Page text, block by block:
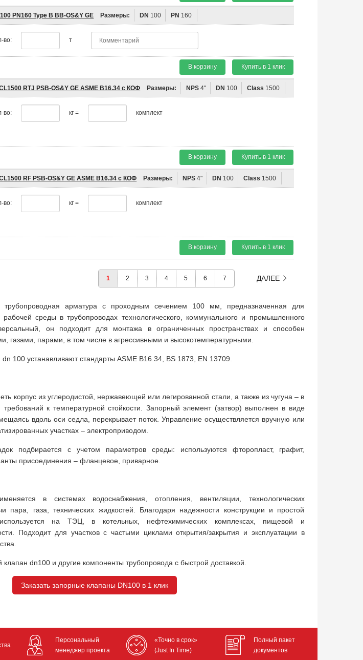
PN160 Type B BB-OS&Y GE Размеры: DN 100 PN 160
во: т
В корзину Купить в 1 клик
RTJ PSB-OS&Y GE ASME B16.34 с КОФ Размеры: NPS 4" DN 100 Class 1500
во: кг = комплект
В корзину Купить в 1 клик
RF PSB-OS&Y GE ASME B16.34 с КОФ Размеры: NPS 4" DN 100 Class 1500
во: кг = комплект
В корзину Купить в 1 клик
1 2 3 4 5 6 7 ДАЛЕЕ
арматура с проходным сечением 100 мм, предназначенная для
рабочей среды в трубопроводах технологического, коммунального и промышленного
он подходит для монтажа в ограниченных пространствах и способен
газами, парами, в том числе в агрессивными и высокотемпературными.
100 устанавливают стандарты ASME B16.34, BS 1873, EN 13709.
корпус из углеродистой, нержавеющей или легированной стали, а также из чугуна – в
к температурной стойкости. Запорный элемент (затвор) выполнен в виде
вдоль оси седла, перекрывает поток. Управление осуществляется вручную или
участках – электроприводом.
подбирается с учетом параметров среды: используются фторопласт, графит,
присоединения – фланцевое, приварное.
в системах водоснабжения, отопления, вентиляции, технологических
пара, газа, технических жидкостей. Благодаря надежности конструкции и простой
на ТЭЦ, в котельных, нефтехимических комплексах, пищевой и
Подходит для участков с частыми циклами открытия/закрытия и эксплуатации в
dn100 и другие компоненты трубопровода с быстрой доставкой.
Заказать запорные клапаны DN100 в 1 клик
Персональный
менеджер проекта
«Точно в срок»
(Just In Time)
Полный пакет
документов